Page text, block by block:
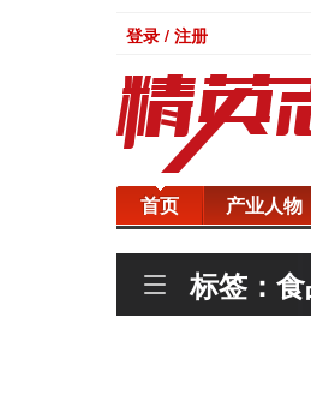
登录 / 注册
首页 产业人物
标签：